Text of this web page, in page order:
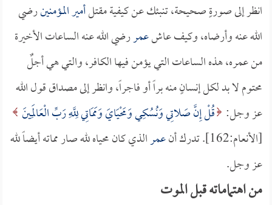
انظر إلى صورةٍ صحيحة، تنبئك عن كيفية مقتلأمير المؤمنينرضي
الله عنه وأرضاه، وكيف عاشعمررضي الله عنه الساعات الأخيرة
من عمره، هذه الساعات التي يؤمن فيها الكافر، والتي هي أجلٌ
محتوم لا بد لكل إنسانٍ منه براً أو فاجراً، وانظر إلى مصداق قول الله
عز وجل: قُلْ إِنَّ صَلاتِي وَنُسُكِي وَمَحْيَايَ وَمَمَاتِي لِلَّهِ رَبِّ الْعَالَمِينَ
[الأنعام:162]. تدرك أن
عمرالذي كان محياه لله صار مماته أيضاً لله
عز وجل.
من اهتماماته قبل الموت